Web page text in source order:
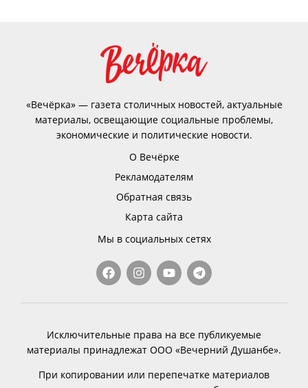
«Вечёрка» — газета столичных новостей, актуальные
материалы, освещающие социальные проблемы,
экономические и политические новости.
О Вечёрке
Рекламодателям
Обратная связь
Карта сайта
Мы в социальных сетях
Исключительные права на все публикуемые
материалы принадлежат ООО «Вечерний Душанбе».
При копировании или перепечатке материалов